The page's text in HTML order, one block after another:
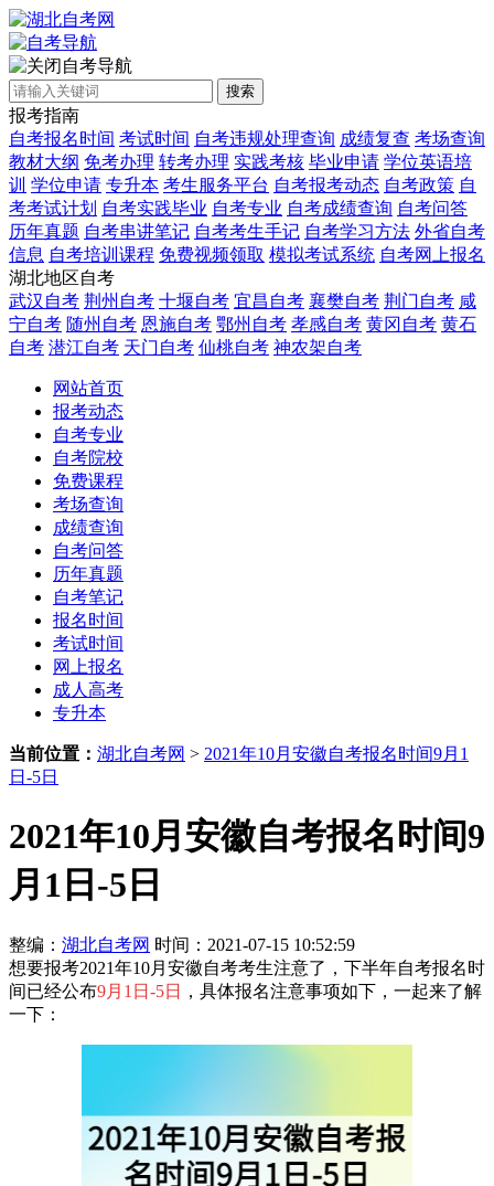
自考导航
搜索
报考指南
自考报名时间 考试时间 自考违规处理查询 成绩复查 考场查询
教材大纲 免考办理 转考办理 实践考核 毕业申请 学位英语培
训 学位申请 专升本 考生服务平台 自考报考动态 自考政策 自
考考试计划 自考实践毕业 自考专业 自考成绩查询 自考问答
历年真题 自考串讲笔记 自考考生手记 自考学习方法 外省自考
信息 自考培训课程 免费视频领取 模拟考试系统 自考网上报名
湖北地区自考
武汉自考 荆州自考 十堰自考 宜昌自考 襄樊自考 荆门自考 咸
宁自考 随州自考 恩施自考 鄂州自考 孝感自考 黄冈自考 黄石
自考 潜江自考 天门自考 仙桃自考 神农架自考
网站首页
报考动态
自考专业
自考院校
免费课程
考场查询
成绩查询
自考问答
历年真题
自考笔记
报名时间
考试时间
网上报名
成人高考
专升本
当前位置： 湖北自考网 > 2021年10月安徽自考报名时间9月1
日-5日
2021年10月安徽自考报名时间9
月1日-5日
整编： 湖北自考网 时间：2021-07-15 10:52:59
想要报考2021年10月安徽自考考生注意了，下半年自考报名时
间已经公布9月1日-5日
，具体报名注意事项如下，一起来了解
一下：